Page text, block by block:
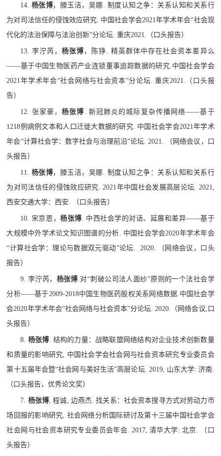
14. 杨张博，滕玉洁，吴娜
制度认知之争：关系认知和关系行
为对司法信任的侵蚀效应研究. 中国社会学会2021年学术年会“社会现
代化的法治保障与法治创新”分论坛 .重庆2021. （口头报告）
13. 李泞芮， 杨张博 ，陈铮
精英群体中存在社会资本差异么
——基于中国生物医药产业连锁董事追踪数据的研究 中国社会学会
2021 年学术年会“社会网络与社会资本”分论坛 .重庆2021.
（口头报
告）
12. 张家豪，杨张博 新冠肺炎的城际复杂传播网络——基于
1218例病例文本和人口迁徙大数据的研究. 中国社会学会2021 年学术
年会“计算社会学：数字社会与治理前沿”论坛 . 2021.
（网络会议，口
头报告）
11. 杨张博，滕玉洁，吴娜
制度认知之争：关系认知和关系行
为对司法信任的侵蚀效应研究 . 2021 年中国社会发展高层论坛 . 2021,
西安交通大学：西安
（口头报告）
10. 宋京恩，杨张博 中西社会学的对话、延展和差异——基于
大规模中外学术论文知识图谱的分析
中国社会学会2020年学术年会
“计算社会学：理论与数据双元驱动”论坛 . 2020.
（网络会议，口头
报告）
9. 李泞芮， 杨张博 对“刺破公司法人面纱”原则的一个法社会学
分析——基于2009-2018中国生物医药股权关系网络数据 中国社会学
会2020年学术年会“社会网络与社会资本”分论坛 . 2020. （网络会议 口
头报告）
8. 杨张博 结构的力量：战略联盟网络结构对企业技术创新数量
和质量的影响研究
中国社会学会社会网与社会资本研究专业委员会
第十五届年会暨“社会网与美好生活”高层论坛. 2019, 山东大学: 济南
（口头报告，优秀论文奖）
7. 杨张博 ,程诚 边燕杰 .找关系：社会资本搜寻方式对劳动力市
场回报的影响研究 社会网络分析国际研讨及第十三届中国社会学会
社会网与社会资本研究专业委员会年会 . 2017, 清华大学: 北京
（口
头报告）